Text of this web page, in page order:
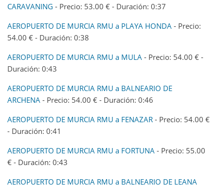
CARAVANING - Precio: 53.00 € - Duración: 0:37
AEROPUERTO DE MURCIA RMU a PLAYA HONDA - Precio:
54.00 € - Duración: 0:38
AEROPUERTO DE MURCIA RMU a MULA - Precio: 54.00 € -
Duración: 0:43
AEROPUERTO DE MURCIA RMU a BALNEARIO DE
ARCHENA - Precio: 54.00 € - Duración: 0:46
AEROPUERTO DE MURCIA RMU a FENAZAR - Precio: 54.00 €
- Duración: 0:41
AEROPUERTO DE MURCIA RMU a FORTUNA - Precio: 55.00
€ - Duración: 0:43
AEROPUERTO DE MURCIA RMU a BALNEARIO DE LEANA